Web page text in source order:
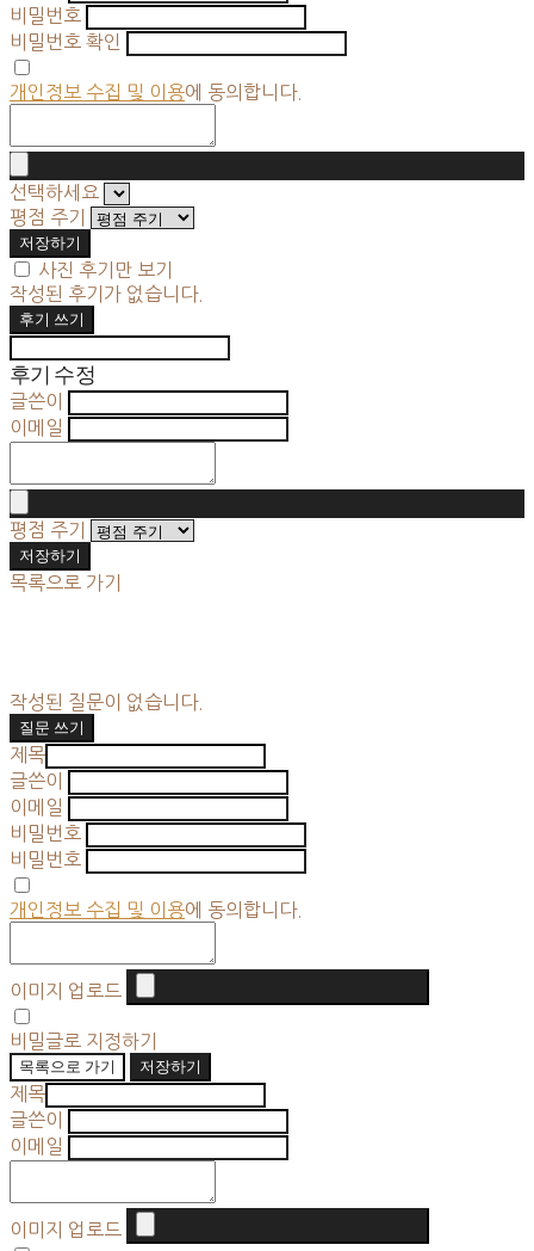
비밀번호
비밀번호 확인
개인정보 수집 및 이용에 동의합니다.
선택하세요
평점 주기
저장하기
사진 후기만 보기
작성된 후기가 없습니다.
후기 쓰기
후기 수정
글쓴이
이메일
평점 주기
저장하기
목록으로 가기
작성된 질문이 없습니다.
질문 쓰기
제목
글쓴이
이메일
비밀번호
비밀번호
개인정보 수집 및 이용에 동의합니다.
이미지 업로드
비밀글로 지정하기
목록으로 가기
저장하기
제목
글쓴이
이메일
이미지 업로드